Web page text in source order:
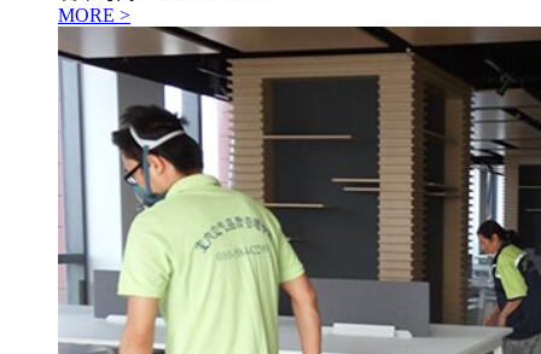
MORE >